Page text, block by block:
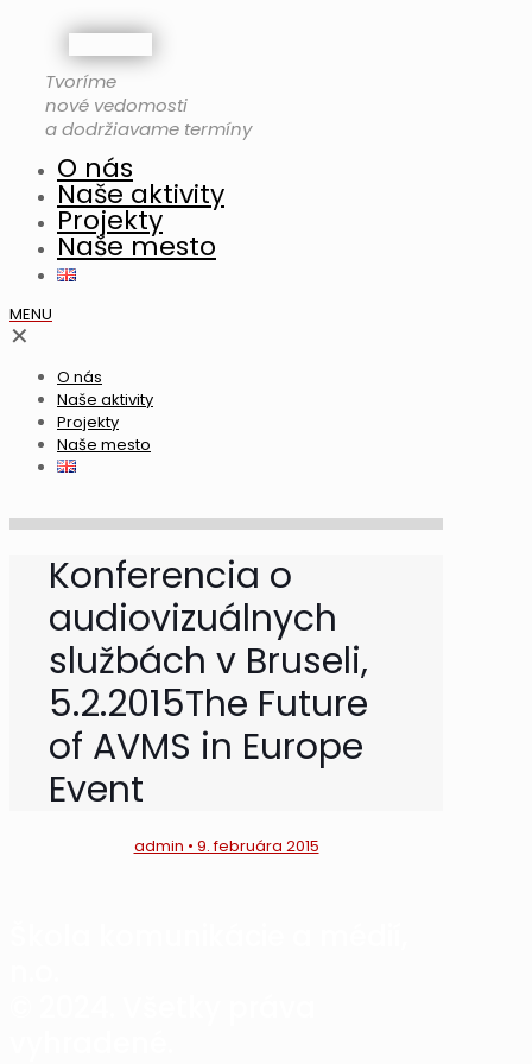
Tvoríme
nové vedomosti
a dodržiavame termíny
O nás
Naše aktivity
Projekty
Naše mesto
MENU
✕
O nás
Naše aktivity
Projekty
Naše mesto
Konferencia o
audiovizuálnych
službách v Bruseli,
5.2.2015The Future
of AVMS in Europe
Event
admin • 9. februára 2015